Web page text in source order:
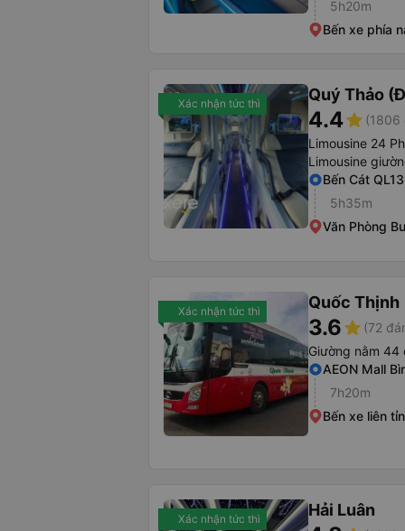
5h20m
Bến xe phía
Xác nhận tức thì Quý Thảo
4.4star (1806
Limousine 24
Limousine
Bến Cát QL13
5h35m
Văn Phòng
Xác nhận tức thì Quốc Thịnh
3.6star (72
Giường nằm 44
AEON Mall
7h20m
Bến xe liên
Xác nhận tức thì Hải Luân